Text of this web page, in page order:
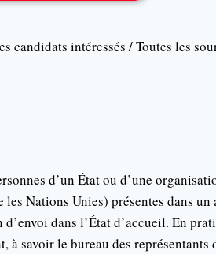
candidats intéressés / Toutes les
d’un État ou d’une
Nations Unies) présentes dans un
dans l’État d’accueil. En
savoir le bureau des représentants